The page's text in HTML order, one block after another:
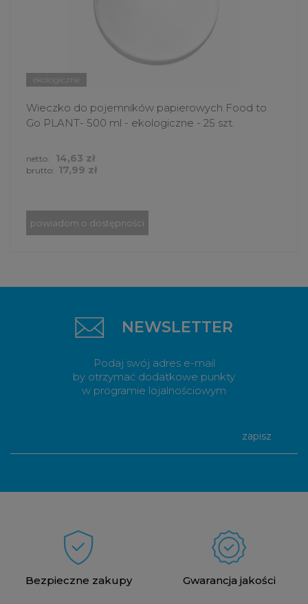
ekologiczne
Wieczko do pojemników papierowych Food to
Go PLANT- 500 ml - ekologiczne - 25 szt.
brutto: 17,99 zł
netto: 14,63 zł
powiadom o dostępności
NEWSLETTER
Podaj swój adres e-mail
by otrzymać dodatkowe punkty
w programie lojalnościowym
zapisz
Bezpieczne zakupy Gwarancja jakości